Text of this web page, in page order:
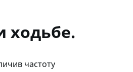
ходьбе.
частоту